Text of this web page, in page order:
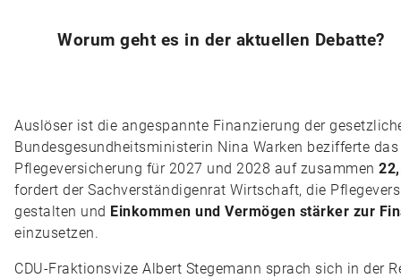
Worum geht es in der aktuellen Debatte?
Auslöser ist die angespannte Finanzierung der
Bundesgesundheitsministerin Nina Warken bezifferte
Pflegeversicherung für 2027 und 2028 auf zusammen
fordert der Sachverständigenrat Wirtschaft, die
gestalten und Einkommen und Vermögen stärker zur
einzusetzen.
CDU-Fraktionsvize Albert Stegemann sprach sich in der